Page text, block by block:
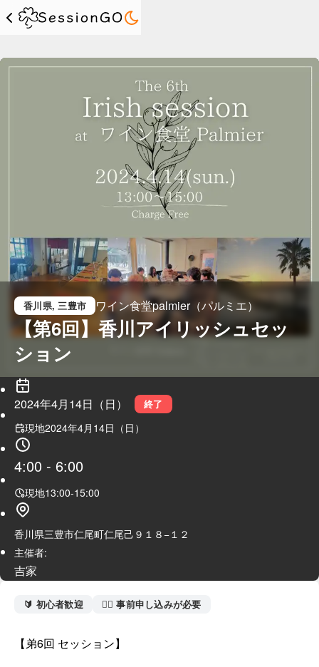
香川県, 三豊市 ワイン食堂palmier（パルミエ）
【第6回】香川アイリッシュセッ
ション
2024年4月14日（日） 終了
現地2024年4月14日（日）
4:00 - 6:00
現地13:00-15:00
香川県三豊市仁尾町仁尾己９１８−１２
主催者:
吉家
🔰 初心者歓迎 🙋‍♀️ 事前申し込みが必要
【弟6回 セッション】